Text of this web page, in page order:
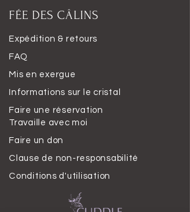
FÉE DES CÂLINS
Expédition & retours
FAQ
Mis en exergue
Informations sur le cristal
Faire une réservation
Travaille avec moi
Faire un don
Clause de non-responsabilité
Conditions d'utilisation